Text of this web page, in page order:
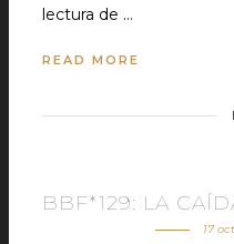
lectura de …
READ MORE
BBF*129: LA
17